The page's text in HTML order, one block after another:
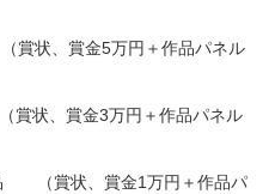
状、賞金5万円＋作品パネル
、賞金3万円＋作品パネル
（賞状、賞金1万円＋作品パ